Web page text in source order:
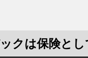
クは保険とし